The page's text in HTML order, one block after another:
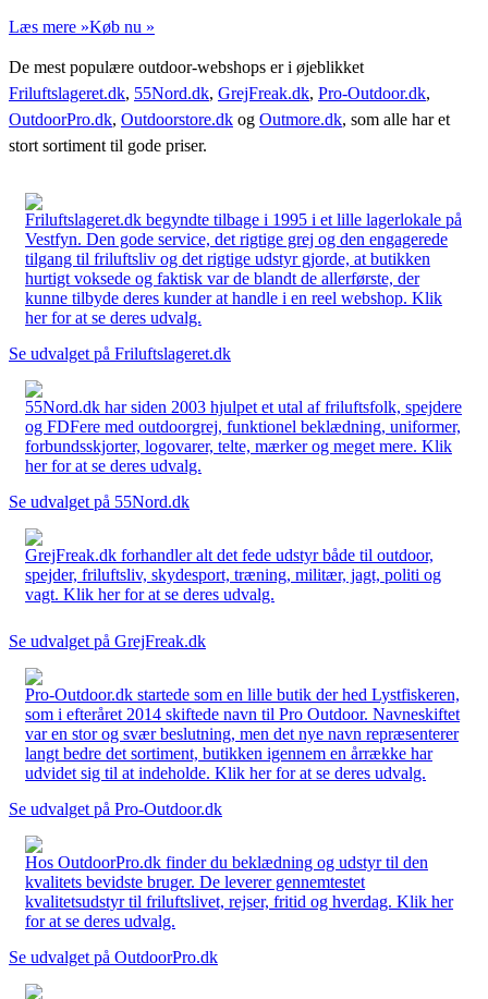
Læs mere »Køb nu »
De mest populære outdoor-webshops er i øjeblikket
Friluftslageret.dk, 55Nord.dk, GrejFreak.dk, Pro-Outdoor.dk,
OutdoorPro.dk, Outdoorstore.dk og Outmore.dk, som alle har et
stort sortiment til gode priser.
Friluftslageret.dk begyndte tilbage i 1995 i et lille lagerlokale på
Vestfyn. Den gode service, det rigtige grej og den engagerede
tilgang til friluftsliv og det rigtige udstyr gjorde, at butikken
hurtigt voksede og faktisk var de blandt de allerførste, der
kunne tilbyde deres kunder at handle i en reel webshop. Klik
her for at se deres udvalg.
Se udvalget på Friluftslageret.dk
55Nord.dk har siden 2003 hjulpet et utal af friluftsfolk, spejdere
og FDFere med outdoorgrej, funktionel beklædning, uniformer,
forbundsskjorter, logovarer, telte, mærker og meget mere. Klik
her for at se deres udvalg.
Se udvalget på 55Nord.dk
GrejFreak.dk forhandler alt det fede udstyr både til outdoor,
spejder, friluftsliv, skydesport, træning, militær, jagt, politi og
vagt. Klik her for at se deres udvalg.
Se udvalget på GrejFreak.dk
Pro-Outdoor.dk startede som en lille butik der hed Lystfiskeren,
som i efteråret 2014 skiftede navn til Pro Outdoor. Navneskiftet
var en stor og svær beslutning, men det nye navn repræsenterer
langt bedre det sortiment, butikken igennem en årrække har
udvidet sig til at indeholde. Klik her for at se deres udvalg.
Se udvalget på Pro-Outdoor.dk
Hos OutdoorPro.dk finder du beklædning og udstyr til den
kvalitets bevidste bruger. De leverer gennemtestet
kvalitetsudstyr til friluftslivet, rejser, fritid og hverdag. Klik her
for at se deres udvalg.
Se udvalget på OutdoorPro.dk